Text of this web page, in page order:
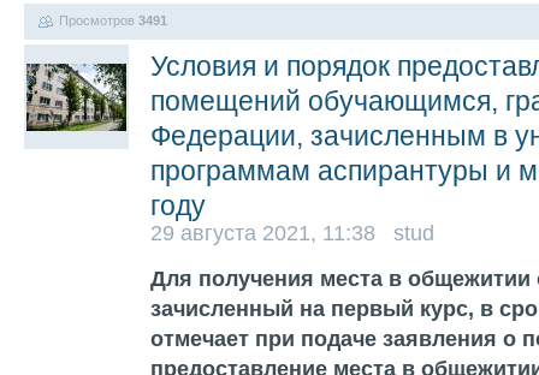
Просмотров 3491
Условия и порядок
помещений обучающимся,
Федерации, зачисленным в
программам аспирантуры и
году
29 августа 2021, 11:38 stud
Для получения места в
зачисленный на первый курс, в
отмечает при подаче заявления о
предоставление места в